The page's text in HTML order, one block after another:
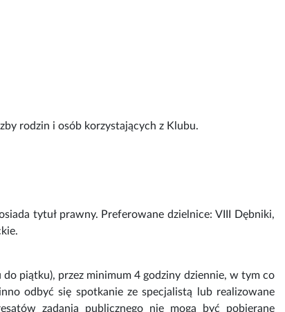
rodzin i osób korzystających z Klubu.
tytuł prawny. Preferowane dzielnice: VIII Dębniki,
piątku), przez minimum 4 godziny dziennie, w tym co
odbyć się spotkanie ze specjalistą lub realizowane
zadania publicznego nie mogą być pobierane